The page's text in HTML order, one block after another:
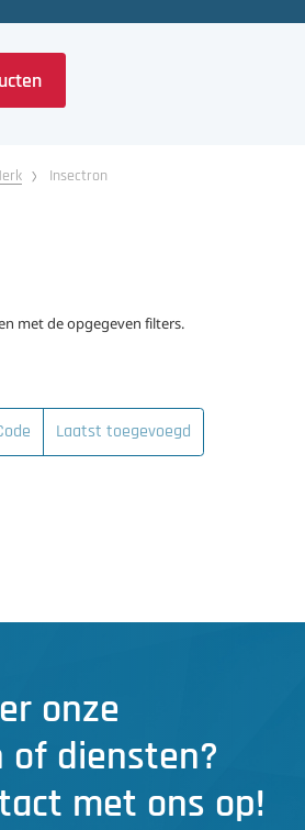
Insectron
met de opgegeven filters.
Laatst toegevoegd
onze
of diensten?
met ons op!